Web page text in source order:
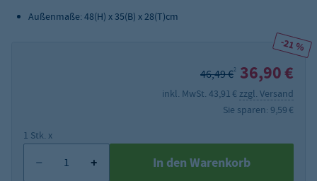
Außenmaße: 48(H) x 35(B) x 28(T)cm
-21 %
46,49 €2 36,90 €
inkl. MwSt. 43,91 € zzgl. Versand
Sie sparen: 9,59 €
1 Stk. x
In den Warenkorb